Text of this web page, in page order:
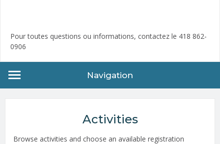
Pour toutes questions ou informations, contactez le 418 862-
0906
Navigation
Activities
Browse activities and choose an available registration